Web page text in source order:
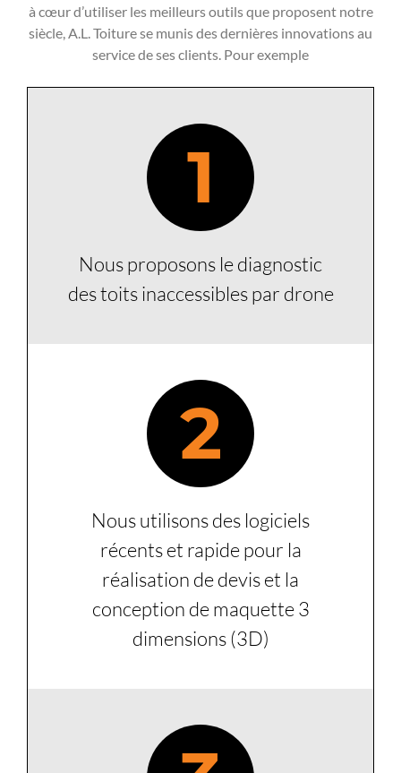
à cœur d’utiliser les meilleurs outils que proposent notre
siècle, A.L. Toiture se munis des dernières innovations au
service de ses clients. Pour exemple
1
Nous proposons le diagnostic
des toits inaccessibles par drone
2
Nous utilisons des logiciels
récents et rapide pour la
réalisation de devis et la
conception de maquette 3
dimensions (3D)